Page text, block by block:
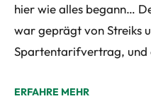
hier wie alles begann…
war geprägt von Streiks
Spartentarifvertrag, und
ERFAHRE MEHR